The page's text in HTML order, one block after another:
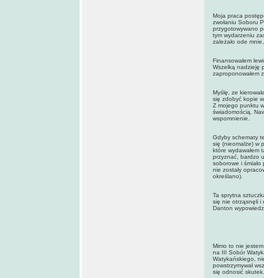
Moja praca
zwołaniu Soboru
przygotowywano
tym wydarzeniu
zależało ode
Finansowałem
Wszelką nadzieję
zaproponowałem
Myślę, ze
się zdobyć kopie
Z mojego punktu
świadomością.
wspomnienie.
Gdyby schematy
się (nieomalże) w
które wydawałem
przyznać, bardzo
soborowe i
nie zostały
określano).
Ta sprytna
się nie otrząsnęli i
Danton
Mimo to nie
na III Sobór
Watykańskiego,
powstrzymywał
się odnosić